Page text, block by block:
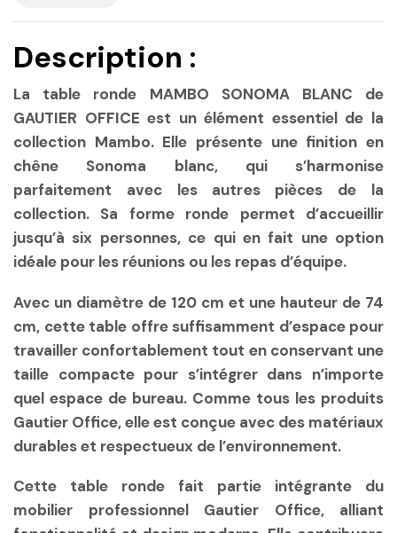
Description :
La table ronde MAMBO SONOMA BLANC de
GAUTIER OFFICE est un élément essentiel de la
collection Mambo. Elle présente une finition en
chêne Sonoma blanc, qui s’harmonise
parfaitement avec les autres pièces de la
collection. Sa forme ronde permet d’accueillir
jusqu’à six personnes, ce qui en fait une option
idéale pour les réunions ou les repas d’équipe.
Avec un diamètre de 120 cm et une hauteur de 74
cm, cette table offre suffisamment d’espace pour
travailler confortablement tout en conservant une
taille compacte pour s’intégrer dans n’importe
quel espace de bureau. Comme tous les produits
Gautier Office, elle est conçue avec des matériaux
durables et respectueux de l’environnement.
Cette table ronde fait partie intégrante du
mobilier professionnel Gautier Office, alliant